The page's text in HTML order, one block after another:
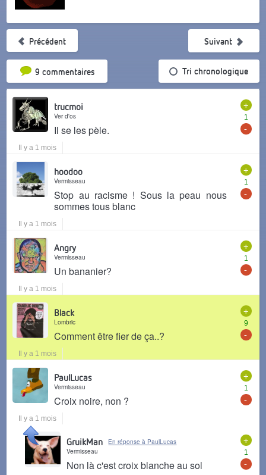
Précédent
9 commentairesTri par popularité Tri chronologique
Suivant
+
1
-
trucmoi
Ver d'os
Il se les pèle.
Il y a 1 mois
+
1
-
hoodoo
Vermisseau
Stop au racisme ! Sous la peau nous
sommes tous blanc
Il y a 1 mois
+
1
-
Angry
Vermisseau
Un bananier?
Il y a 1 mois
+
9
-
Black
Lombric
Comment être fier de ça..?
Il y a 1 mois
+
1
-
PaulLucas
Vermisseau
Croix noire, non ?
Il y a 1 mois
+
1
-
GruikMan
En réponse à PaulLucas
Vermisseau
Non là c'est croix blanche au sol